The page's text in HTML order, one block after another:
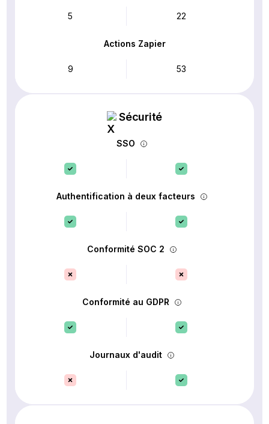
5 22
Actions Zapier
9 53
Sécurité
SSO
Authentification à deux facteurs
Conformité SOC 2
Conformité au GDPR
Journaux d'audit